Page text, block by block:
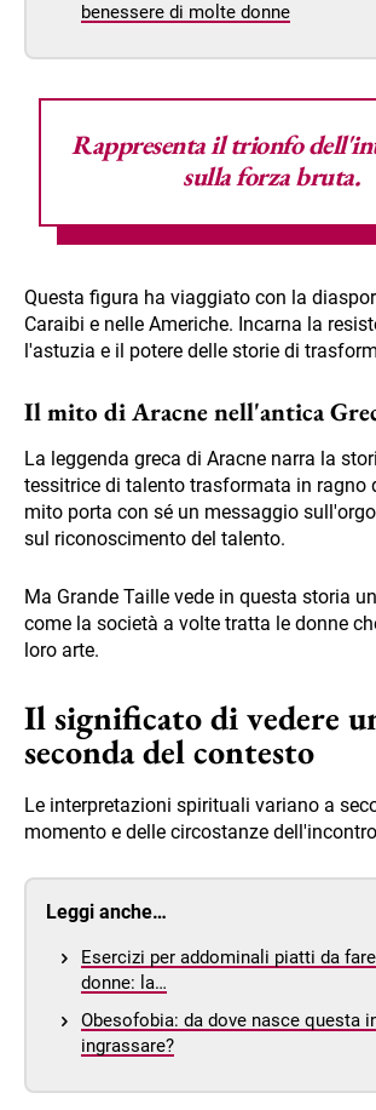
benessere di molte donne
Rappresenta il trionfo
sulla forza bruta.
Questa figura ha viaggiato con la
Caraibi e nelle Americhe. Incarna la
l'astuzia e il potere delle storie di
Il mito di Aracne nell'antica
La leggenda greca di Aracne narra la
tessitrice di talento trasformata in ragno
mito porta con sé un messaggio
sul riconoscimento del talento.
Ma Grande Taille vede in questa storia
come la società a volte tratta le donne
loro arte.
Il significato di vedere
seconda del contesto
Le interpretazioni spirituali variano a
momento e delle circostanze
Leggi anche…
Esercizi per addominali piatti da
donne: la…
Obesofobia: da dove nasce questa
ingrassare?